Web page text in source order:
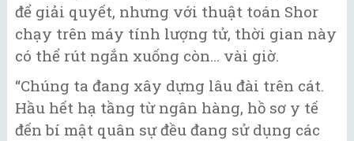
để giải quyết, nhưng với thuật toán Shor
chạy trên máy tính lượng tử, thời gian này
có thể rút ngắn xuống còn... vài giờ.
“Chúng ta đang xây dựng lâu đài trên cát.
Hầu hết hạ tầng từ ngân hàng, hồ sơ y tế
đến bí mật quân sự đều đang sử dụng các